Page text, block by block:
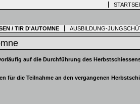
/ TIR D'AUTOMNE AUSBILDUNG-
auf die Durchführung des
für die Teilnahme an den vergangenen